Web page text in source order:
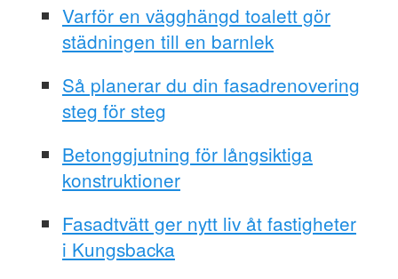
Varför en vägghängd toalett gör
städningen till en barnlek
Så planerar du din fasadrenovering
steg för steg
Betonggjutning för långsiktiga
konstruktioner
Fasadtvätt ger nytt liv åt fastigheter
i Kungsbacka